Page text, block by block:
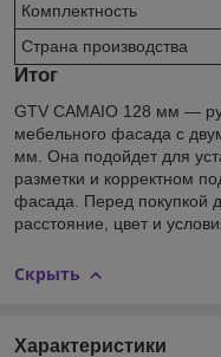
Комплектность
Страна производства
Итог
GTV CAMAIO 128 мм —
мебельного фасада с
мм. Она подойдет для
разметки и корректном
фасада. Перед покупкой
расстояние, цвет и
Скрыть
Характеристики